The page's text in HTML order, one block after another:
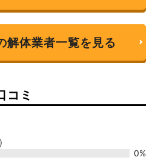
解体業者一覧を見る
コミ
0%